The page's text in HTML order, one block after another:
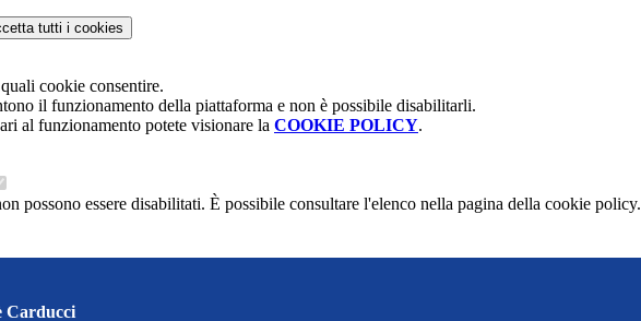
tutti i cookies
cookie consentire.
il funzionamento della piattaforma e non è possibile disabilitarli.
al funzionamento potete visionare la COOKIE POLICY.
possono essere disabilitati. È possibile consultare l'elenco nella pagina della cookie policy.
Carducci